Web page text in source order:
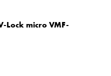
Lock micro VMF-